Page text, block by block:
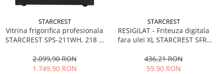
STARCREST
Vitrina frigorifica profesionala
STARCREST SPS-211WH, 218 L,
LED, H 141 cm, Negru
2.099,90 RON
1.749,90 RON
STARCREST
RESIGILAT - Friteuza digitala
fara ulei XL STARCREST SFR-
Termostat 80 - 200 °C, 8
programe predefinite, Negru
436,21 RON
59,90 RON